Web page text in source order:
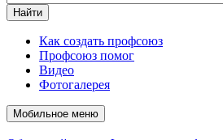
Найти
Как создать профсоюз
Профсоюз помог
Видео
Фотогалерея
Мобильное меню